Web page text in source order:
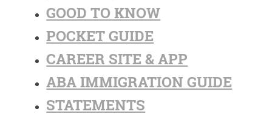
GOOD TO KNOW
POCKET GUIDE
CAREER SITE & APP
ABA IMMIGRATION GUIDE
STATEMENTS